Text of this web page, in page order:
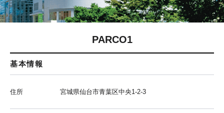
PARCO1
基本情報
住所 宮城県仙台市青葉区中央1-2-3